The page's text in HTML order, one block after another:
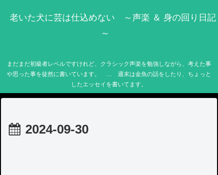
老いた犬に芸は仕込めない ～声楽 ＆ 身の回り日記
～
まだまだ初級者レベルですけれど、クラシック声楽を勉強しながら、考えた事
や思った事を徒然に書いています。 … 週末は金魚の話をしたり、ちょっと
したエッセイを書いてます。
2024-09-30